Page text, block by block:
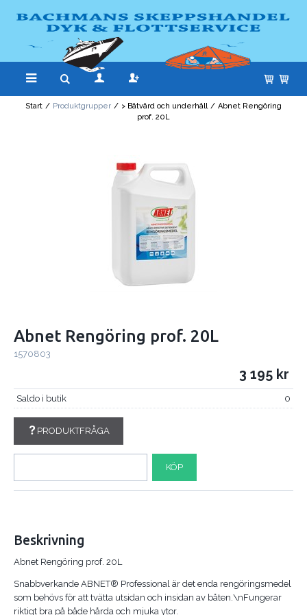
Start / Produktgrupper / > Båtvård och underhåll / Abnet Rengöring
prof. 20L
Abnet Rengöring prof. 20L
1570803
3 195
Saldo i butik 0
PRODUKTFRÅGA
KÖP
Beskrivning
Abnet Rengöring prof. 20L
Snabbverkande ABNET® Professional är det enda rengöringsmedel
som behövs för att tvätta utsidan och insidan av båten.\nFungerar
riktigt bra på både hårda och mjuka ytor.